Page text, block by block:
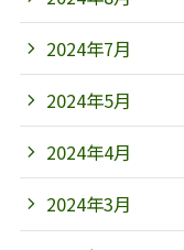
2024年7月
2024年5月
2024年4月
2024年3月